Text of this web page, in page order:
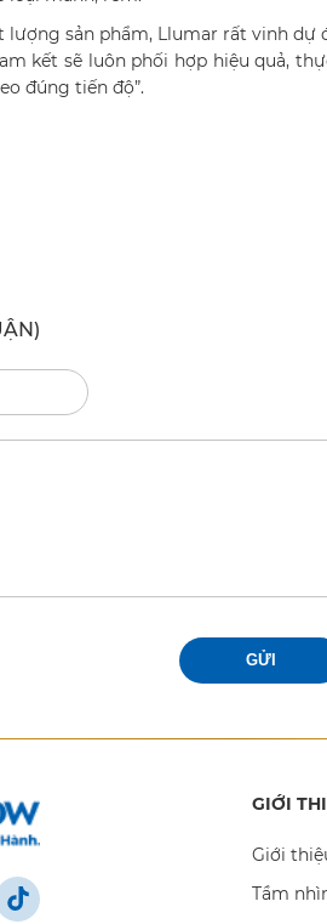
lượng sản phẩm, Llumar rất vinh
kết sẽ luôn phối hợp hiệu quả,
đúng tiến độ”.
GỬI
GIỚI
Giới
Tầm